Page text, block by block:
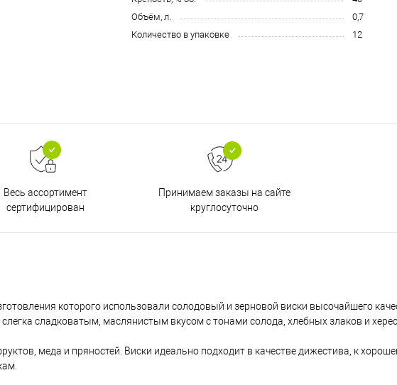
Объём, л.
0,7
Количество в упаковке
12
Весь ассортимент
сертифицирован
Принимаем заказы на сайте
круглосуточно
которого использовали солодовый и зерновой виски высочайшего
сладковатым, маслянистым вкусом с тонами солода, хлебных злаков и
меда и пряностей. Виски идеально подходит в качестве дижестива, к